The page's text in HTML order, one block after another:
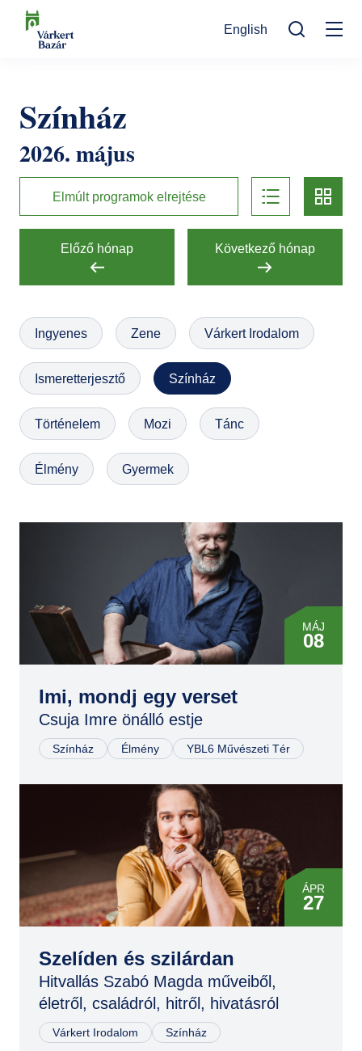
Ugrás
English
Kulturális események
Kiállítások
Múzeumpedagógia
Látogatóknak
Aktualitások
Rólunk
Helyszínek
Ajándékbolt
Házirend
GYIK
Kapcsolat
Elérhetőség
Megközelítés
Nyitvatartás
Helyszínbérlés
Jegyvásárlás
Online jegyek
Ajándékutalvány
Színház
2026. május
Elmúlt programok elrejtése
list card
Előző hónap Következő hónap
Ingyenes Zene Várkert Irodalom
Ismeretterjesztő Színház
Történelem Mozi Tánc
Élmény Gyermek
MÁJ
08
Imi, mondj egy verset
Csuja Imre önálló estje
Színház Élmény YBL6 Művészeti Tér
ÁPR
27
Szelíden és szilárdan
Hitvallás Szabó Magda műveiből,
életről, családról, hitről, hivatásról
Várkert Irodalom Színház